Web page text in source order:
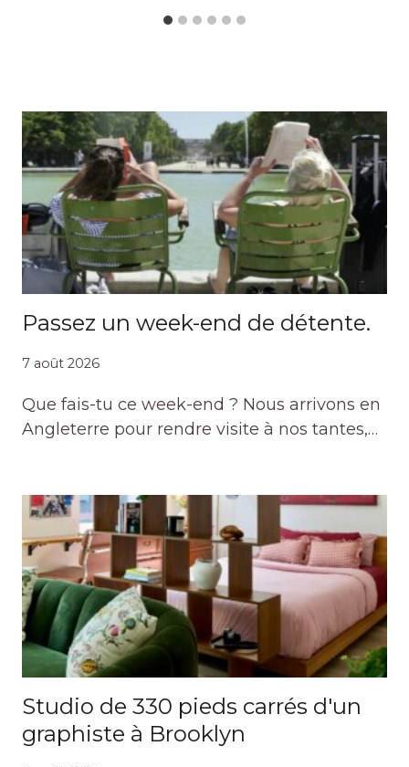
Passez un week-end de détente.
7 août 2026
Que fais-tu ce week-end ? Nous arrivons en
Angleterre pour rendre visite à nos tantes,…
Studio de 330 pieds carrés d'un
graphiste à Brooklyn